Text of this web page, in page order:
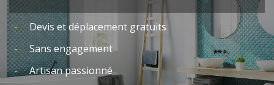
Devis et déplacement gratuits
Sans engagement
Artisan passionné